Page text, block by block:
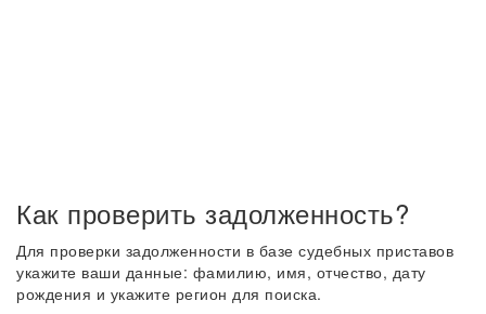
Как проверить задолженность?
Для проверки задолженности в базе судебных приставов
укажите ваши данные: фамилию, имя, отчество, дату
рождения и укажите регион для поиска.